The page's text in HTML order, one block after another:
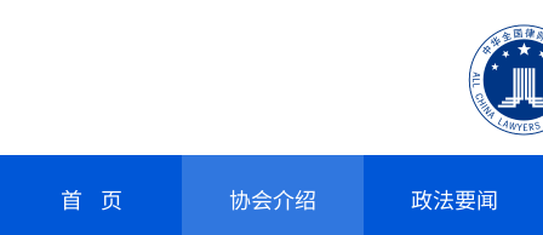
首 页 协会介绍 政法要闻